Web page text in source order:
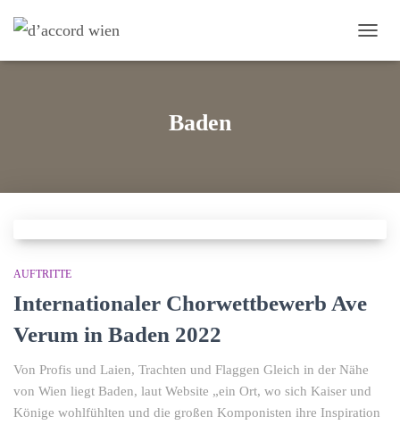
Baden
AUFTRITTE
Internationaler Chorwettbewerb Ave
Verum in Baden 2022
Von Profis und Laien, Trachten und Flaggen Gleich in der Nähe
von Wien liegt Baden, laut Website „ein Ort, wo sich Kaiser und
Könige wohlfühlten und die großen Komponisten ihre Inspiration